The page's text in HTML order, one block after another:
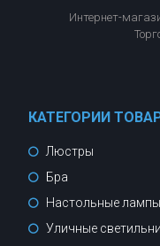
Интернет-
КАТЕГОРИИ
Люстры
Бра
Настольные лампы
Уличные